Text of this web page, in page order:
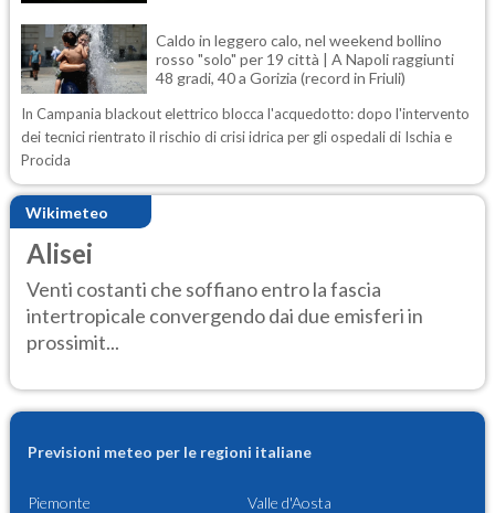
Caldo in leggero calo, nel weekend bollino
rosso "solo" per 19 città | A Napoli raggiunti
48 gradi, 40 a Gorizia (record in Friuli)
In Campania blackout elettrico blocca l'acquedotto: dopo l'intervento
dei tecnici rientrato il rischio di crisi idrica per gli ospedali di Ischia e
Procida
Wikimeteo
Alisei
Venti costanti che soffiano entro la fascia
intertropicale convergendo dai due emisferi in
prossimit...
Previsioni meteo per le regioni italiane
Piemonte Valle d'Aosta